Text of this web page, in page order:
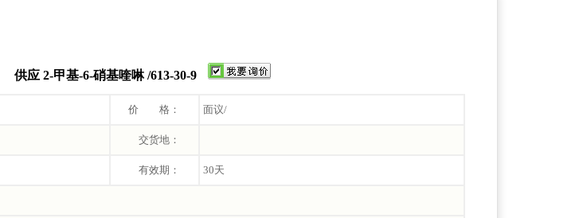
供应 2-甲基-6-硝基喹啉 /613-30-9
价 格： 面议/
交货地：
有效期： 30天